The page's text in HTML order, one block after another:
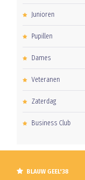
Junioren
Pupillen
Dames
Veteranen
Zaterdag
Business Club
BLAUW GEEL'38